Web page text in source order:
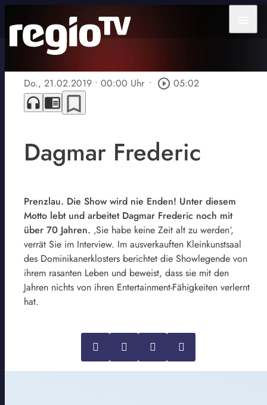
Do., 21.02.2019 • 00:00 Uhr • play_circle_outline 05:02
headphones chrome_reader_mode bookmark_border
Dagmar Frederic
Prenzlau. Die Show wird nie Enden! Unter diesem
Motto lebt und arbeitet Dagmar Frederic noch mit
über 70 Jahren. ‚Sie habe keine Zeit alt zu werden‘,
verrät Sie im Interview. Im ausverkauften Kleinkunstsaal
des Dominikanerklosters berichtet die Showlegende von
ihrem rasanten Leben und beweist, dass sie mit den
Jahren nichts von ihren Entertainment-Fähigkeiten verlernt
hat.